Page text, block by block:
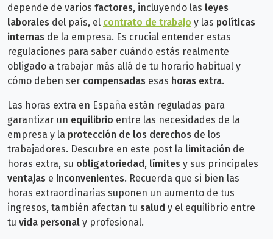
depende de varios factores, incluyendo las leyes
laborales del país, el contrato de trabajo y las políticas
internas de la empresa. Es crucial entender estas
regulaciones para saber cuándo estás realmente
obligado a trabajar más allá de tu horario habitual y
cómo deben ser compensadas esas horas extra.
Las horas extra en España están reguladas para
garantizar un equilibrio entre las necesidades de la
empresa y la protección de los derechos de los
trabajadores. Descubre en este post la limitación de
horas extra, su obligatoriedad , límites y sus principales
ventajas e inconvenientes. Recuerda que si bien las
horas extraordinarias suponen un aumento de tus
ingresos, también afectan tu salud y el equilibrio entre
tu vida personal y profesional.